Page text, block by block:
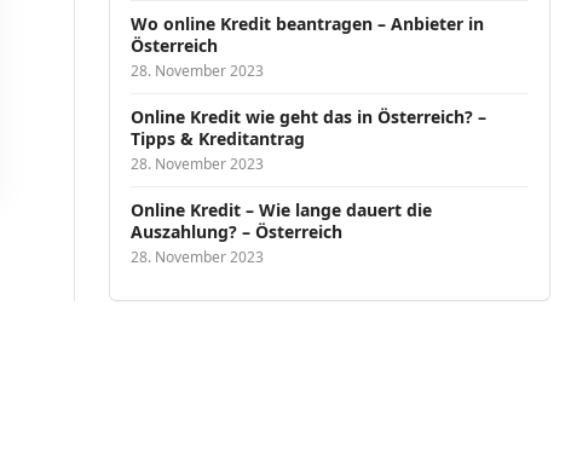
Wo online Kredit beantragen – Anbieter in
Österreich
28. November 2023
Online Kredit wie geht das in Österreich? –
Tipps & Kreditantrag
28. November 2023
Online Kredit – Wie lange dauert die
Auszahlung? – Österreich
28. November 2023